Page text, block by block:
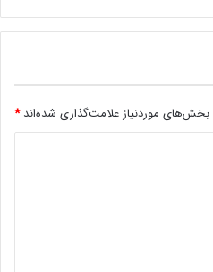
بخش‌های موردنیاز علامت‌گذاری شده‌اند*